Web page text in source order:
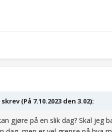
(På 7.10.2023 den 3.02):
gjøre på en slik dag? Skal jeg